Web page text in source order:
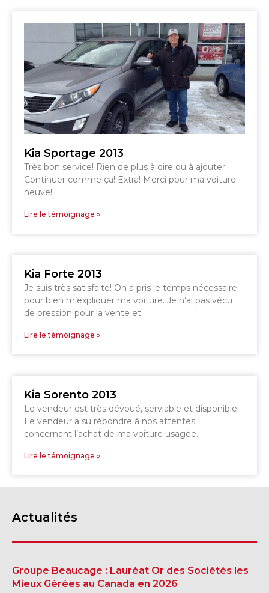
Kia Sportage 2013
Très bon service! Rien de plus à dire ou à ajouter.
Continuer comme ça! Extra! Merci pour ma voiture
neuve!
Lire le témoignage »
Kia Forte 2013
Je suis très satisfaite! On a pris le temps nécessaire
pour bien m’expliquer ma voiture. Je n’ai pas vécu
de pression pour la vente et
Lire le témoignage »
Kia Sorento 2013
Le vendeur est très dévoué, serviable et disponible!
Le vendeur a su répondre à nos attentes
concernant l’achat de ma voiture usagée.
Lire le témoignage »
Actualités
Groupe Beaucage : Lauréat Or des Sociétés les
Mieux Gérées au Canada en 2026
TÉLÉPHONEZ
819 564-2196
GRANBY
DRUMMONDVILLE
ESTRIE
SHERBROOKE
GRANBY
SHERBROOKE
Voir le site